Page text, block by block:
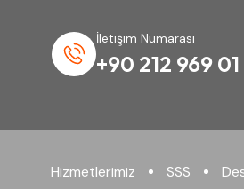
İletişim Numarası
+90 212 969
Hizmetlerimiz SSS